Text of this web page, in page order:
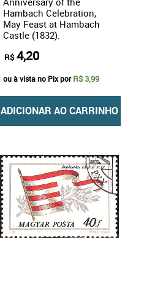
Hambach Celebration,
May Feast at Hambach
Castle (1832).
R$ 4,20
ou à vista no Pix porR$ 3,99
ADICIONAR AO CARRINHO